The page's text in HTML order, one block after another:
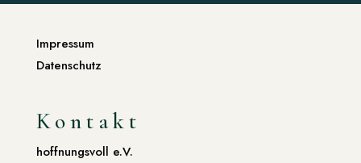
Impressum
Datenschutz
Kontakt
hoffnungsvoll e.V.